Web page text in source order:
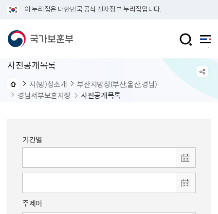
이 누리집은 대한민국 공식 전자정부 누리집입니다.
사전공개목록
지(방)청소개
부산지방청(부산,울산,경남)
경남서부보훈지청
사전공개목록
기간별
주제어